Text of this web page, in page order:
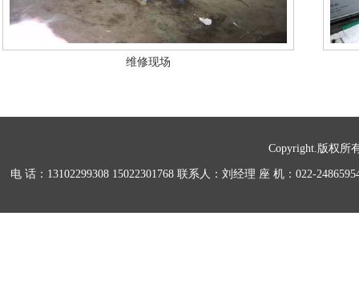
维修现场
Copyright.版权所
电 话：13102299308 15022301768 联系人：刘经理 座 机：022-